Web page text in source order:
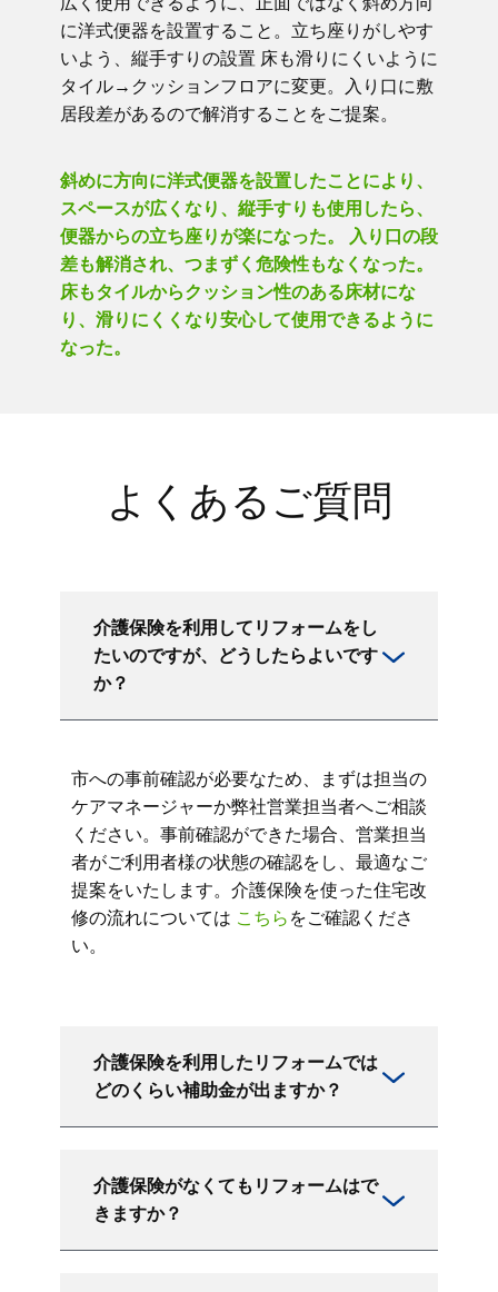
に洋式便器を設置すること。立ち座りがしやす
いよう、縦手すりの設置 床も滑りにくいように
タイル→クッションフロアに変更。入り口に敷
居段差があるので解消することをご提案。
斜めに方向に洋式便器を設置したことにより、
スペースが広くなり、縦手すりも使用したら、
便器からの立ち座りが楽になった。 入り口の段
差も解消され、つまずく危険性もなくなった。
床もタイルからクッション性のある床材にな
り、滑りにくくなり安心して使用できるように
なった。
よくあるご質問
介護保険を利用してリフォームをし
たいのですが、どうしたらよいです
か？
市への事前確認が必要なため、まずは担当の
ケアマネージャーか弊社営業担当者へご相談
ください。事前確認ができた場合、営業担当
者がご利用者様の状態の確認をし、最適なご
提案をいたします。介護保険を使った住宅改
修の流れについては こちらをご確認くださ
い。
介護保険を利用したリフォームでは
どのくらい補助金が出ますか？
介護保険がなくてもリフォームはで
きますか？